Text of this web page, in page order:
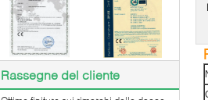
Rassegne del cliente